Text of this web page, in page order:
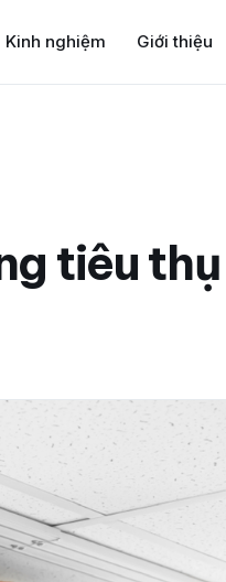
Kinh nghiệm Giới thiệu
tiêu